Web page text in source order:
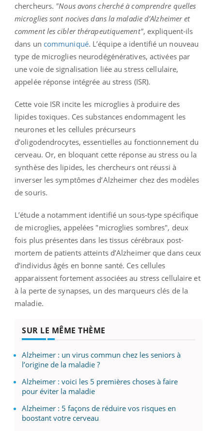
chercheurs. "Nous avons cherché à comprendre quelles
microglies sont nocives dans la maladie d’Alzheimer et
comment les cibler thérapeutiquement", expliquent-ils
dans un communiqué. L’équipe a identifié un nouveau
type de microglies neurodégénératives, activées par
une voie de signalisation liée au stress cellulaire,
appelée réponse intégrée au stress (ISR).
Cette voie ISR incite les microglies à produire des
lipides toxiques. Ces substances endommagent les
neurones et les cellules précurseurs
d’oligodendrocytes, essentielles au fonctionnement du
cerveau. Or, en bloquant cette réponse au stress ou la
synthèse des lipides, les chercheurs ont réussi à
inverser les symptômes d’Alzheimer chez des modèles
de souris.
L’étude a notamment identifié un sous-type spécifique
de microglies, appelées "microglies sombres", deux
fois plus présentes dans les tissus cérébraux post-
mortem de patients atteints d’Alzheimer que dans ceux
d’individus âgés en bonne santé. Ces cellules
apparaissent fortement associées au stress cellulaire et
à la perte de synapses, un des marqueurs clés de la
maladie.
SUR LE MÊME THÈME
Alzheimer : un virus commun chez les seniors à
l’origine de la maladie ?
Alzheimer : voici les 5 premières choses à faire
pour éviter la maladie
Alzheimer : 5 façons de réduire vos risques en
boostant votre cerveau